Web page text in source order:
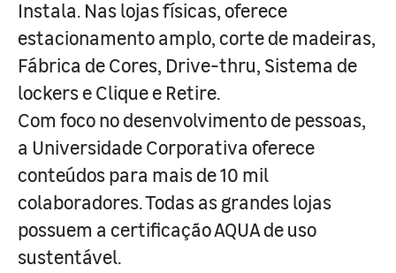
Instala. Nas lojas físicas, oferece
estacionamento amplo, corte de madeiras,
Fábrica de Cores, Drive-thru, Sistema de
lockers e Clique e Retire.
Com foco no desenvolvimento de pessoas,
a Universidade Corporativa oferece
conteúdos para mais de 10 mil
colaboradores. Todas as grandes lojas
possuem a certificação AQUA de uso
sustentável.